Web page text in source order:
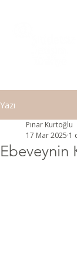
Yazı
Ebeveynin
Pınar Kurtoğlu
17 Mar 2025 1